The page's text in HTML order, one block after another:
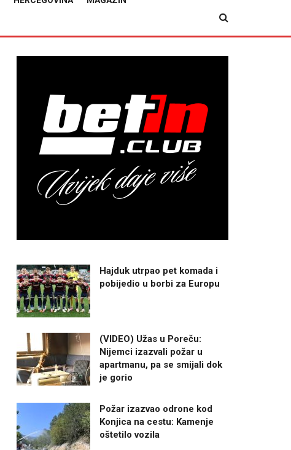
Hajduk utrpao pet komada i
pobijedio u borbi za Europu
(VIDEO) Užas u Poreču:
Nijemci izazvali požar u
apartmanu, pa se smijali dok
je gorio
Požar izazvao odrone kod
Konjica na cestu: Kamenje
oštetilo vozila